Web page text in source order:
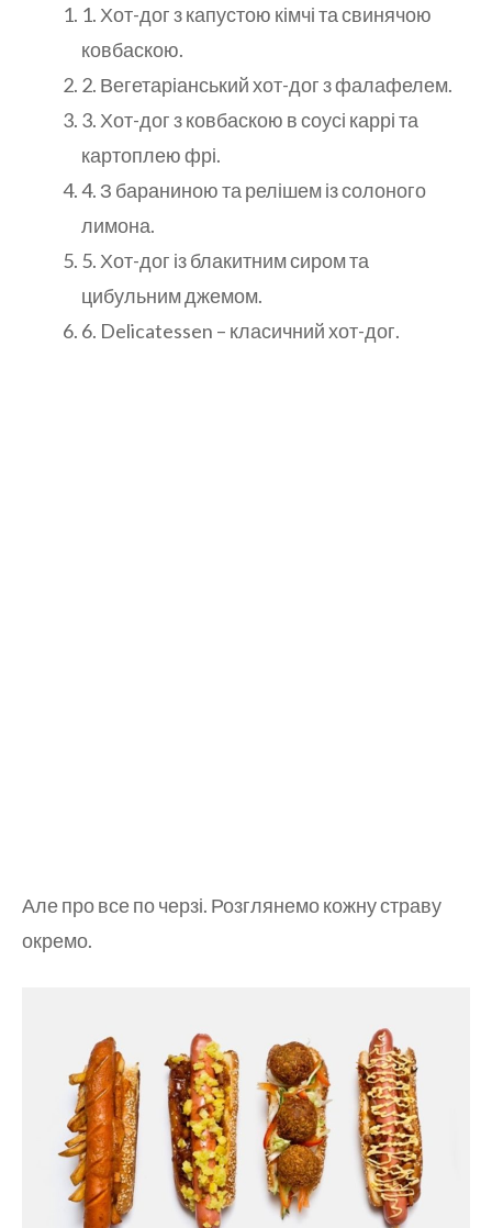
1. Хот-дог з капустою кімчі та свинячою
ковбаскою.
2. Вегетаріанський хот-дог з фалафелем.
3. Хот-дог з ковбаскою в соусі каррі та
картоплею фрі.
4. З бараниною та релішем із солоного
лимона.
5. Хот-дог із блакитним сиром та
цибульним джемом.
6. Delicatessen – класичний хот-дог.
Але про все по черзі. Розглянемо кожну страву
окремо.